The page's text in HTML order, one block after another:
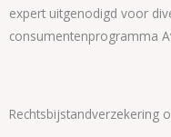
Rechtsbijstandverzekering
expert uitgenodigd voor
consumentenprogramma